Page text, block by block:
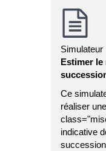
Simulateur
Estimer
Ce
réaliser
indicative